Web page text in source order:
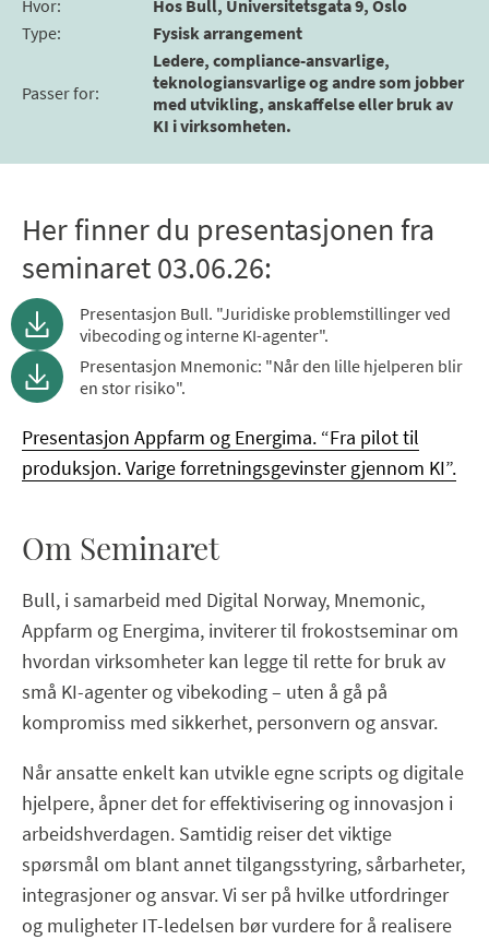
Hvor:
Hos Bull, Universitetsgata 9, Oslo
Type: Fysisk arrangement
Passer for:
Ledere, compliance-ansvarlige,
teknologiansvarlige og andre som jobber
med utvikling, anskaffelse eller bruk av
KI i virksomheten.
Her finner du presentasjonen fra
seminaret 03.06.26:
Presentasjon Bull. "Juridiske problemstillinger ved
vibecoding og interne KI-agenter".
Presentasjon Mnemonic: "Når den lille hjelperen blir
en stor risiko".
Presentasjon Appfarm og Energima. “Fra pilot til
produksjon. Varige forretningsgevinster gjennom KI”.
Om Seminaret
Bull, i samarbeid med Digital Norway, Mnemonic,
Appfarm og Energima, inviterer til frokostseminar om
hvordan virksomheter kan legge til rette for bruk av
små KI-agenter og vibekoding – uten å gå på
kompromiss med sikkerhet, personvern og ansvar.
Når ansatte enkelt kan utvikle egne scripts og digitale
hjelpere, åpner det for effektivisering og innovasjon i
arbeidshverdagen. Samtidig reiser det viktige
spørsmål om blant annet tilgangsstyring, sårbarheter,
integrasjoner og ansvar. Vi ser på hvilke utfordringer
og muligheter IT-ledelsen bør vurdere for å realisere